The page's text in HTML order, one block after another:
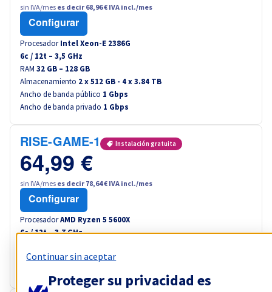
sin IVA/mes es decir 68,96 € IVA incl./mes
Configurar
Procesador Intel Xeon-E 2386G
6c / 12t – 3,5 GHz
RAM 32 GB – 128 GB
Almacenamiento 2 x 512 GB - 4 x 3.84 TB
Ancho de banda público 1 Gbps
Ancho de banda privado 1 Gbps
RISE-GAME-1 Instalación gratuita
64,99 €
sin IVA/mes es decir 78,64 € IVA incl./mes
Configurar
ProcesadorAMD Ryzen 5 5600X
6c /12t –3,7GHz
Almacenamiento2 x 512 GB
Continuar sin aceptar
Proteger su privacidad es